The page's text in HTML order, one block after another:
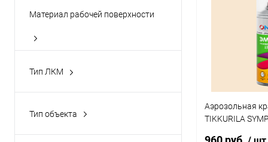
Материал рабочей поверхности
Тип ЛКМ
Тип объекта
Купить в 1
В избранное
Аэрозольная
TIKKURILA